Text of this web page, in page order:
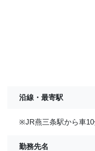
沿線・最寄駅
※JR燕三条駅から車
勤務先名